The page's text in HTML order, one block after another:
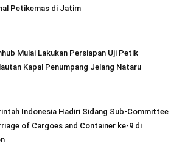
Petikemas di Jatim
Mulai Lakukan Persiapan Uji Petik
Kapal Penumpang Jelang Nataru
Indonesia Hadiri Sidang Sub-Committee
of Cargoes and Container ke-9 di